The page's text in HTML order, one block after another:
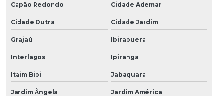
Capão Redondo Cidade Ademar
Cidade Dutra Cidade Jardim
Grajaú Ibirapuera
Interlagos Ipiranga
Itaim Bibi Jabaquara
Jardim Ângela Jardim América